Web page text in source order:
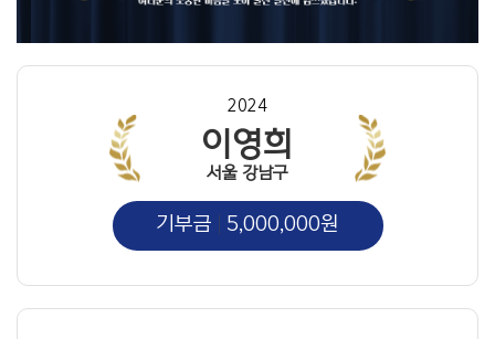
2024
이영희
서울 강남구
기부금 5,000,000원